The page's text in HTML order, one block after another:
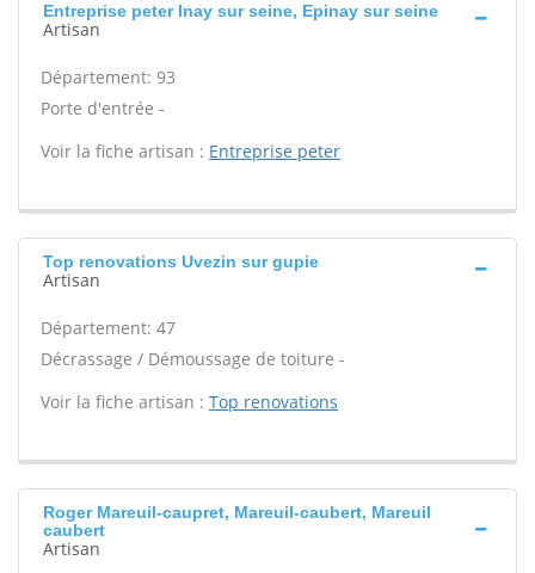
Entreprise peter Inay sur seine, Epinay sur seine
Artisan
Département: 93
Porte d'entrée -
Voir la fiche artisan : Entreprise peter
Top renovations Uvezin sur gupie
Artisan
Département: 47
Décrassage / Démoussage de toiture -
Voir la fiche artisan : Top renovations
Roger Mareuil-caupret, Mareuil-caubert, Mareuil
caubert
Artisan